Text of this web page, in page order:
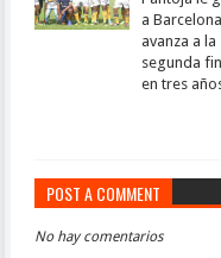
a
avanza a la
segunda
en tres
POST A COMMENT
No hay comentarios